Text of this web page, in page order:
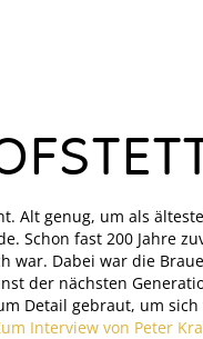
Alt genug, um als
Schon fast 200 Jahre
Dabei war die
der nächsten
Detail gebraut, um
Interview von Peter